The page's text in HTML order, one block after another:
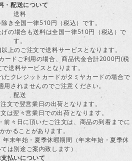
・配送について
送料
き全国一律510円（税込）です。
の場合も送料は全国一律510円（税込）で
す。
上のご注文で送料サービスとなります。
ードご利用の場合、商品代金合計2000円(税
送料サービスとなります。
クレジットカードがタミヤカードの場合で
用されませんのでご注意ください。
配送
文で翌営業日の出荷となります。
は翌々営業日での出荷となります。
前々日に頂いたご注文は、商品の到着までに
かることがあります。
末年始・夏季休暇期間（年末年始・夏季休
は別途ご案内致します）
支払いについて